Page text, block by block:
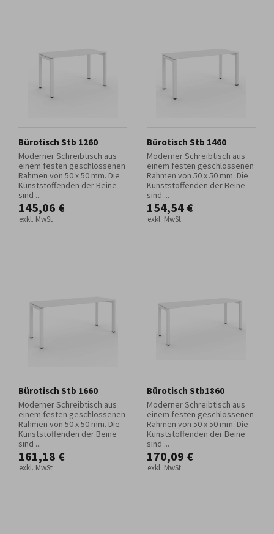
Bürotisch Stb 1260
Moderner Schreibtisch aus
einem festen geschlossenen
Rahmen von 50 x 50 mm. Die
Kunststoffenden der Beine
sind ...
145,06 €
exkl. MwSt
Bürotisch Stb 1460
Moderner Schreibtisch aus
einem festen geschlossenen
Rahmen von 50 x 50 mm. Die
Kunststoffenden der Beine
sind ...
154,54 €
exkl. MwSt
Bürotisch Stb 1660
Moderner Schreibtisch aus
einem festen geschlossenen
Rahmen von 50 x 50 mm. Die
Kunststoffenden der Beine
sind ...
161,18 €
exkl. MwSt
Bürotisch Stb1860
Moderner Schreibtisch aus
einem festen geschlossenen
Rahmen von 50 x 50 mm. Die
Kunststoffenden der Beine
sind ...
170,09 €
exkl. MwSt